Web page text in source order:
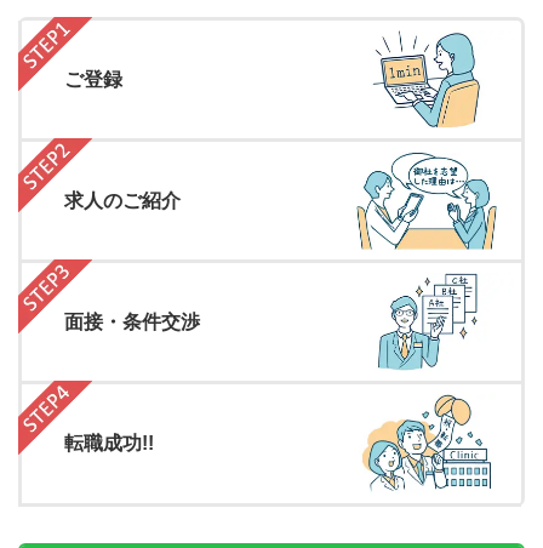
ご登録
求人のご紹介
面接・条件交渉
転職成功!!